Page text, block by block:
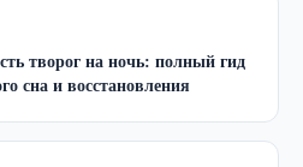
творог на ночь: полный гид
сна и восстановления